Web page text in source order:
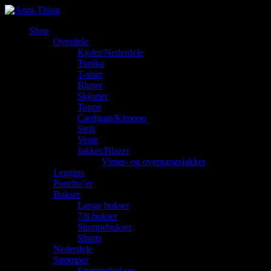
Shop
Overdele
Kjoler/Nederdele
Tunika
T-shirt
Bluser
Skjorter
Toppe
Cardigan/Kimono
Strik
Veste
Jakker/Blazer
Vinter- og overgangsjakker
Leggins
Poncho’er
Bukser
Lange bukser
7/8 bukser
Stumpebukser
Shorts
Nederdele
Strømper